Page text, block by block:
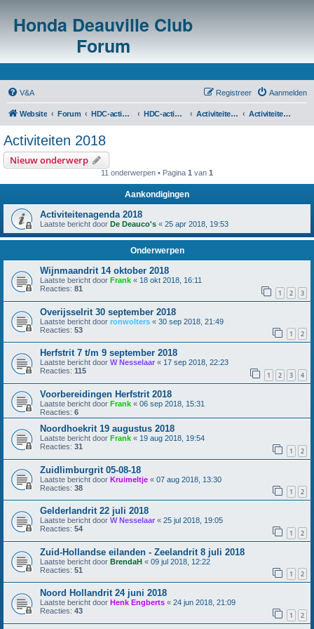
Honda Deauville Club
Forum
V&A Aanmelden
Registreer
Website Forum HDC-activiteiten HDC-activiteitenoverzicht en agenda's Activiteiten voorgaande jaren Activiteiten 2018
Activiteiten 2018
Nieuw onderwerp
11 onderwerpen • Pagina 1 van 1
Aankondigingen
Activiteitenagenda 2018
Laatste bericht door De Deauco's « 25 apr 2018, 19:53
Onderwerpen
Wijnmaandrit 14 oktober 2018
Laatste bericht door Frank « 18 okt 2018, 16:11
Reacties: 81 1 2 3
Overijsselrit 30 september 2018
Laatste bericht door ronwolters « 30 sep 2018, 21:49
Reacties: 53 1 2
Herfstrit 7 t/m 9 september 2018
Laatste bericht door W Nesselaar « 17 sep 2018, 22:23
Reacties: 115 1 2 3 4
Voorbereidingen Herfstrit 2018
Laatste bericht door Frank « 06 sep 2018, 15:31
Reacties: 6
Noordhoekrit 19 augustus 2018
Laatste bericht door Frank « 19 aug 2018, 19:54
Reacties: 31 1 2
Zuidlimburgrit 05-08-18
Laatste bericht door Kruimeltje « 07 aug 2018, 13:30
Reacties: 38 1 2
Gelderlandrit 22 juli 2018
Laatste bericht door W Nesselaar « 25 jul 2018, 19:05
Reacties: 54 1 2
Zuid-Hollandse eilanden - Zeelandrit 8 juli 2018
Laatste bericht door BrendaH « 09 jul 2018, 12:22
Reacties: 51 1 2
Noord Hollandrit 24 juni 2018
Laatste bericht door Henk Engberts « 24 jun 2018, 21:09
Reacties: 43 1 2